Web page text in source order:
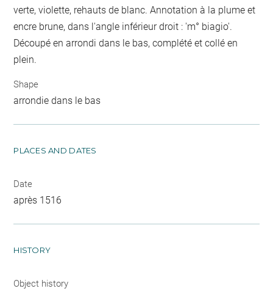
verte, violette, rehauts de blanc. Annotation à la plume et
encre brune, dans l'angle inférieur droit : 'm° biagio'.
Découpé en arrondi dans le bas, complété et collé en
plein.
Shape
arrondie dans le bas
PLACES AND DATES
Date
après 1516
HISTORY
Object history